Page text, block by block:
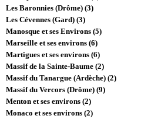
Les Baronnies (Drôme) (3)
Les Cévennes (Gard) (3)
Manosque et ses Environs (5)
Marseille et ses environs (6)
Martigues et ses environs (6)
Massif de la Sainte-Baume (2)
Massif du Tanargue (Ardèche) (2)
Massif du Vercors (Drôme) (9)
Menton et ses environs (2)
Monaco et ses environs (2)